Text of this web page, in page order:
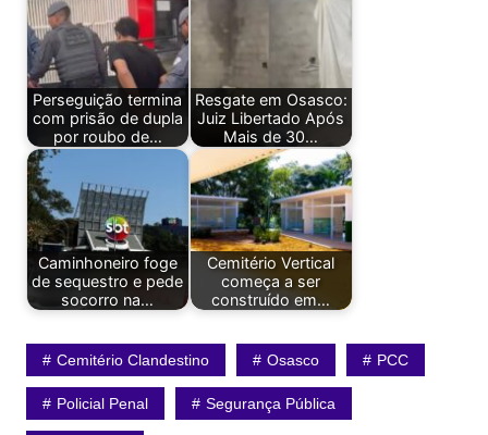
Perseguição termina
com prisão de dupla
por roubo de…
Resgate em Osasco:
Juiz Libertado Após
Mais de 30…
Caminhoneiro foge
de sequestro e pede
socorro na…
Cemitério Vertical
começa a ser
construído em…
Cemitério Clandestino Osasco PCC
Policial Penal Segurança Pública